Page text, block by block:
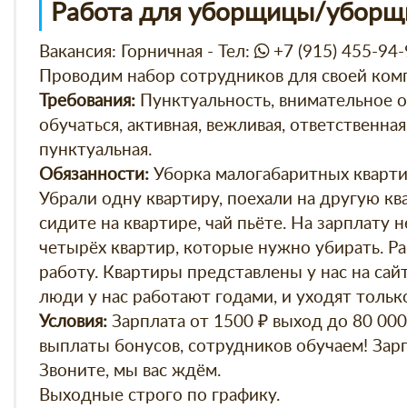
Работа для уборщицы/
Вакансия: Горничная - Тел:
+7 (915) 455-
Проводим набор сотрудников для своей
Требования: Пунктуальность,
обучаться, активная, вежливая,
пунктуальная.
Обязанности: Уборка малогабаритных
Убрали одну квартиру, поехали на другую
сидите на квартире, чай пьёте. На зарплату
четырёх квартир, которые нужно убирать.
работу. Квартиры представлены у нас на
люди у нас работают годами, и уходят
Условия: Зарплата от 1500 ₽ выход до 80
выплаты бонусов, сотрудников обучаем!
Звоните, мы вас ждём.
Выходные строго по графику.